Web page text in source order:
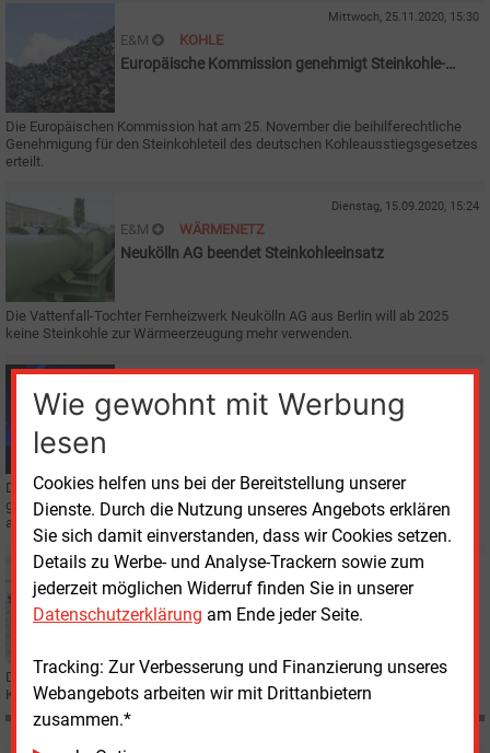
Wie gewohnt mit Werbung
lesen
Cookies helfen uns bei der Bereitstellung unserer
Dienste. Durch die Nutzung unseres Angebots erklären
Sie sich damit einverstanden, dass wir Cookies setzen.
Details zu Werbe- und Analyse-Trackern sowie zum
jederzeit möglichen Widerruf finden Sie in unserer
Datenschutzerklärung am Ende jeder Seite.
Tracking: Zur Verbesserung und Finanzierung unseres
Webangebots arbeiten wir mit Drittanbietern
zusammen.*
Mittwoch, 25.11.2020, 15:30
E&M KOHLE
Europäische Kommission genehmigt Steinkohle-
Die Europäischen Kommission hat am 25. November die beihilferechtliche
Genehmigung für den Steinkohleteil des deutschen Kohleausstiegsgesetzes
erteilt.
Dienstag, 15.09.2020, 15:24
E&M WÄRMENETZ
Neukölln AG beendet Steinkohleeinsatz
Die Vattenfall-Tochter Fernheizwerk Neukölln AG aus Berlin will ab 2025
keine Steinkohle zur Wärmeerzeugung mehr verwenden.
Dienstag, 15.09.2020, 09:33
E&M STATISTIK
CO2-Intensität der EU-Stromproduktion sinkt
Die CO2-Emissionen, die mit der Stromerzeugung in Europa verbunden sind,
gehen nach einem Bericht des Branchenverbandes Eurelectric schneller als
angenommen zurück.
Freitag, 11.09.2020, 16:40
POLITIK
Geteiltes Echo auf Altmaier-Vorschläge
Die Vorschläge von Bundeswirtschaftsministers Peter Altmaier zur
Klimapolitik sind auf ein unterschiedliches Echo gestoßen.